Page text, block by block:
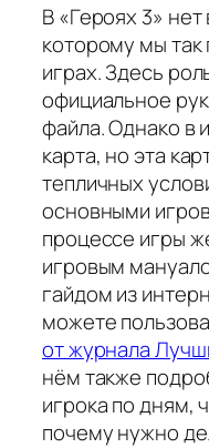
В «Героях 3»
которому мы
играх. Здесь
официальное
файла. Однако в
карта, но эта
тепличных
основными
процессе игры
игровым
гайдом из
можете
от журнала
нём также
игрока по дням,
почему нужно